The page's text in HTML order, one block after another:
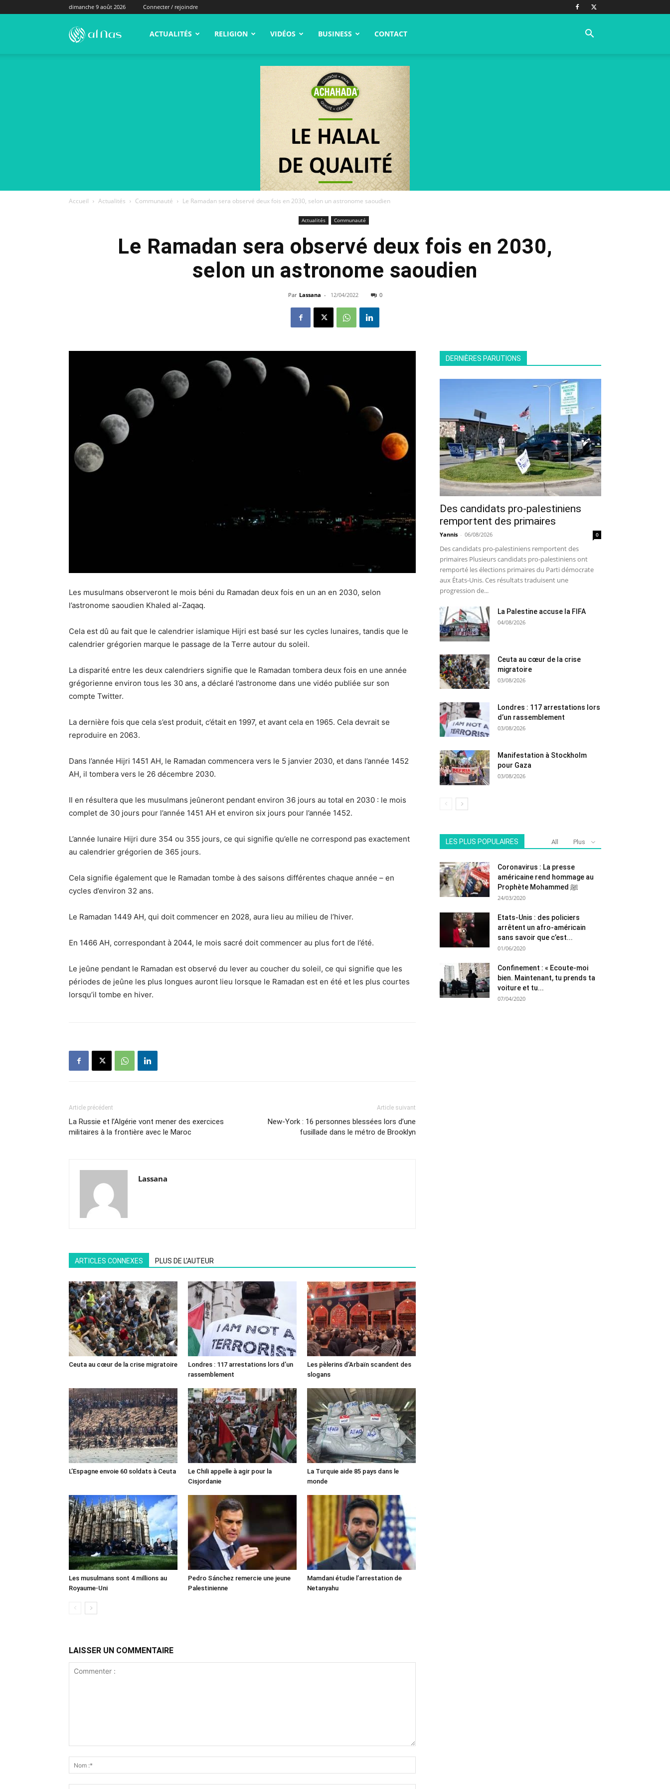
dimanche 9 août 2026 Connecter / rejoindre
alNas.fr ACTUALITÉS RELIGION VIDÉOS BUSINESS CONTACT
Accueil Actualités Communauté Le Ramadan sera observé deux fois en 2030, selon un astronome saoudien
Actualités Communauté
Le Ramadan sera observé deux fois en 2030,
selon un astronome saoudien
Par Lassana - 12/04/2022 0
Les musulmans observeront le mois béni du Ramadan deux fois en un an en 2030, selon
l’astronome saoudien Khaled al-Zaqaq.
Cela est dû au fait que le calendrier islamique Hijri est basé sur les cycles lunaires, tandis que le
calendrier grégorien marque le passage de la Terre autour du soleil.
La disparité entre les deux calendriers signifie que le Ramadan tombera deux fois en une année
grégorienne environ tous les 30 ans, a déclaré l’astronome dans une vidéo publiée sur son
compte Twitter.
La dernière fois que cela s’est produit, c’était en 1997, et avant cela en 1965. Cela devrait se
reproduire en 2063.
Dans l’année Hijri 1451 AH, le Ramadan commencera vers le 5 janvier 2030, et dans l’année 1452
AH, il tombera vers le 26 décembre 2030.
Il en résultera que les musulmans jeûneront pendant environ 36 jours au total en 2030 : le mois
complet de 30 jours pour l’année 1451 AH et environ six jours pour l’année 1452.
L’année lunaire Hijri dure 354 ou 355 jours, ce qui signifie qu’elle ne correspond pas exactement
au calendrier grégorien de 365 jours.
Cela signifie également que le Ramadan tombe à des saisons différentes chaque année – en
cycles d’environ 32 ans.
Le Ramadan 1449 AH, qui doit commencer en 2028, aura lieu au milieu de l’hiver.
En 1466 AH, correspondant à 2044, le mois sacré doit commencer au plus fort de l’été.
Le jeûne pendant le Ramadan est observé du lever au coucher du soleil, ce qui signifie que les
périodes de jeûne les plus longues auront lieu lorsque le Ramadan est en été et les plus courtes
lorsqu’il tombe en hiver.
Article précédent
La Russie et l’Algérie vont mener des exercices
militaires à la frontière avec le Maroc
Article suivant
New-York : 16 personnes blessées lors d’une
fusillade dans le métro de Brooklyn
Lassana
ARTICLES CONNEXES PLUS DE L'AUTEUR
Ceuta au cœur de la crise migratoire
Londres : 117 arrestations lors d’un
rassemblement
Les pèlerins d’Arbaïn scandent des
slogans
L’Espagne envoie 60 soldats à Ceuta
Le Chili appelle à agir pour la
Cisjordanie
La Turquie aide 85 pays dans le
monde
Les musulmans sont 4 millions au
Royaume-Uni
Pedro Sánchez remercie une jeune
Palestinienne
Mamdani étudie l’arrestation de
Netanyahu
LAISSER UN COMMENTAIRE
DERNIÈRES PARUTIONS
Des candidats pro-palestiniens
remportent des primaires
Yannis - 06/08/2026 0
Des candidats pro-palestiniens remportent des
primaires Plusieurs candidats pro-palestiniens ont
remporté les élections primaires du Parti démocrate
aux États-Unis. Ces résultats traduisent une
progression de...
La Palestine accuse la FIFA
04/08/2026
Ceuta au cœur de la crise
migratoire
03/08/2026
Londres : 117 arrestations lors
d’un rassemblement
03/08/2026
Manifestation à Stockholm
pour Gaza
03/08/2026
LES PLUS POPULAIRES All Plus
Coronavirus : La presse
américaine rend hommage au
Prophète Mohammed ﷺ
24/03/2020
Etats-Unis : des policiers
arrêtent un afro-américain
sans savoir que c’est...
01/06/2020
Confinement : « Ecoute-moi
bien. Maintenant, tu prends ta
voiture et tu...
07/04/2020